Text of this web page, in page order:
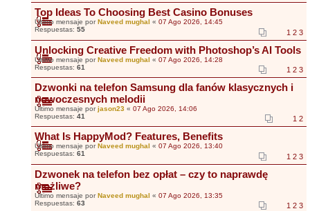
Top Ideas To Choosing Best Casino Bonuses
Último mensaje por Naveed mughal « 07 Ago 2026, 14:45
Respuestas: 55 1 2 3
Unlocking Creative Freedom with Photoshop’s AI Tools
Último mensaje porNaveed mughal « 07 Ago 2026, 14:28
Respuestas: 61 1 2 3
Dzwonki na telefon Samsung dla fanów klasycznych i
nowoczesnych melodii
Último mensaje porjason23 « 07 Ago 2026, 14:06
Respuestas: 41 1 2
What Is HappyMod? Features, Benefits
Último mensaje por Naveed mughal « 07 Ago 2026, 13:40
Respuestas: 61 1 2 3
Dzwonek na telefon bez opłat – czy to naprawdę
możliwe?
Último mensaje porNaveed mughal « 07 Ago 2026, 13:35
Respuestas: 63 1 2 3